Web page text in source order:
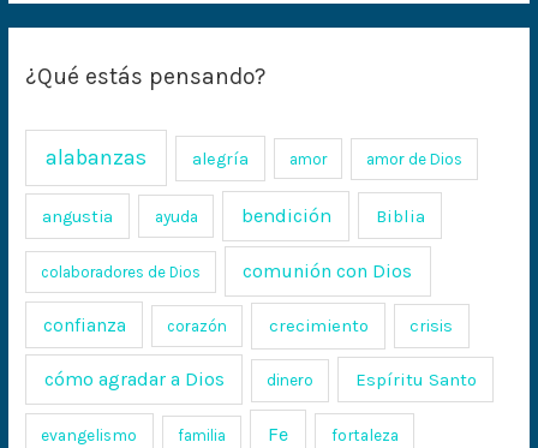
¿Qué estás pensando?
alabanzas alegría amor amor de Dios
angustia ayuda bendición Biblia
colaboradores de Dios comunión con Dios
confianza corazón crecimiento crisis
cómo agradar a Dios dinero Espíritu Santo
evangelismo familia Fe fortaleza